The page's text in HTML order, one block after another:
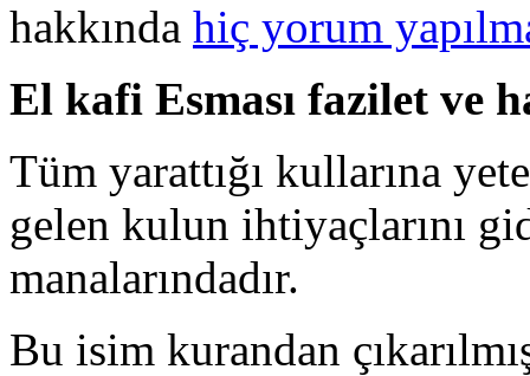
hakkında hiç yorum
El kafi Esması fazilet ve
Tüm yarattığı kullarına
gelen kulun ihtiyaçlarını
manalarındadır.
Bu isim kurandan